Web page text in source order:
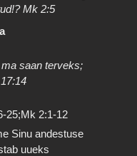
Mk 2:5
saan terveks;
25;Mk 2:1-12
Sinu andestuse
uueks